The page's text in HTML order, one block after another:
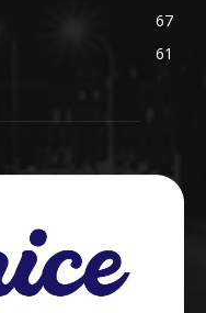
67
61